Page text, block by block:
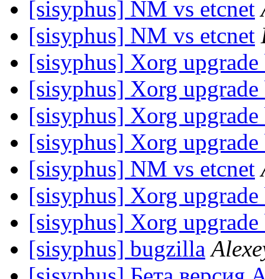
[sisyphus] NM vs etcnet
[sisyphus] NM vs etcnet
[sisyphus] Xorg upgrade
[sisyphus] Xorg upgrade
[sisyphus] Xorg upgrade
[sisyphus] Xorg upgrade
[sisyphus] NM vs etcnet
[sisyphus] Xorg upgrade
[sisyphus] Xorg upgrade
[sisyphus] bugzilla